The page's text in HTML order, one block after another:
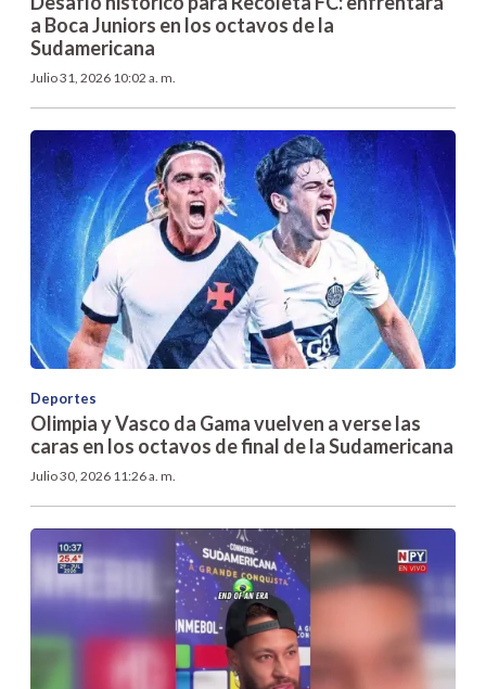
a Boca Juniors en los octavos de la
Sudamericana
Julio 31, 2026 10:02 a. m.
Deportes
Olimpia y Vasco da Gama vuelven a verse las
caras en los octavos de final de la Sudamericana
Julio 30, 2026 11:26 a. m.